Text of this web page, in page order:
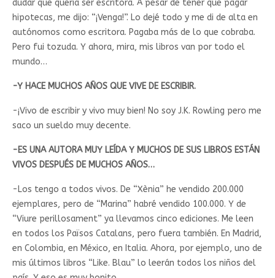
dudar que quería ser escritora. A pesar de tener que pagar
hipotecas, me dijo: “¡Venga!”. Lo dejé todo y me di de alta en
autónomos como escritora. Pagaba más de lo que cobraba.
Pero fui tozuda. Y ahora, mira, mis libros van por todo el
mundo…
-Y HACE MUCHOS AÑOS QUE VIVE DE ESCRIBIR.
-¡Vivo de escribir y vivo muy bien! No soy J.K. Rowling pero me
saco un sueldo muy decente.
-ES UNA AUTORA MUY LEÍDA Y MUCHOS DE SUS LIBROS ESTÁN
VIVOS DESPUÉS DE MUCHOS AÑOS…
-Los tengo a todos vivos. De “Xènia” he vendido 200.000
ejemplares, pero de “Marina” habré vendido 100.000. Y de
“Viure perillosament” ya llevamos cinco ediciones. Me leen
en todos los Països Catalans, pero fuera también. En Madrid,
en Colombia, en México, en Italia. Ahora, por ejemplo, uno de
mis últimos libros “Like. Blau” lo leerán todos los niños del